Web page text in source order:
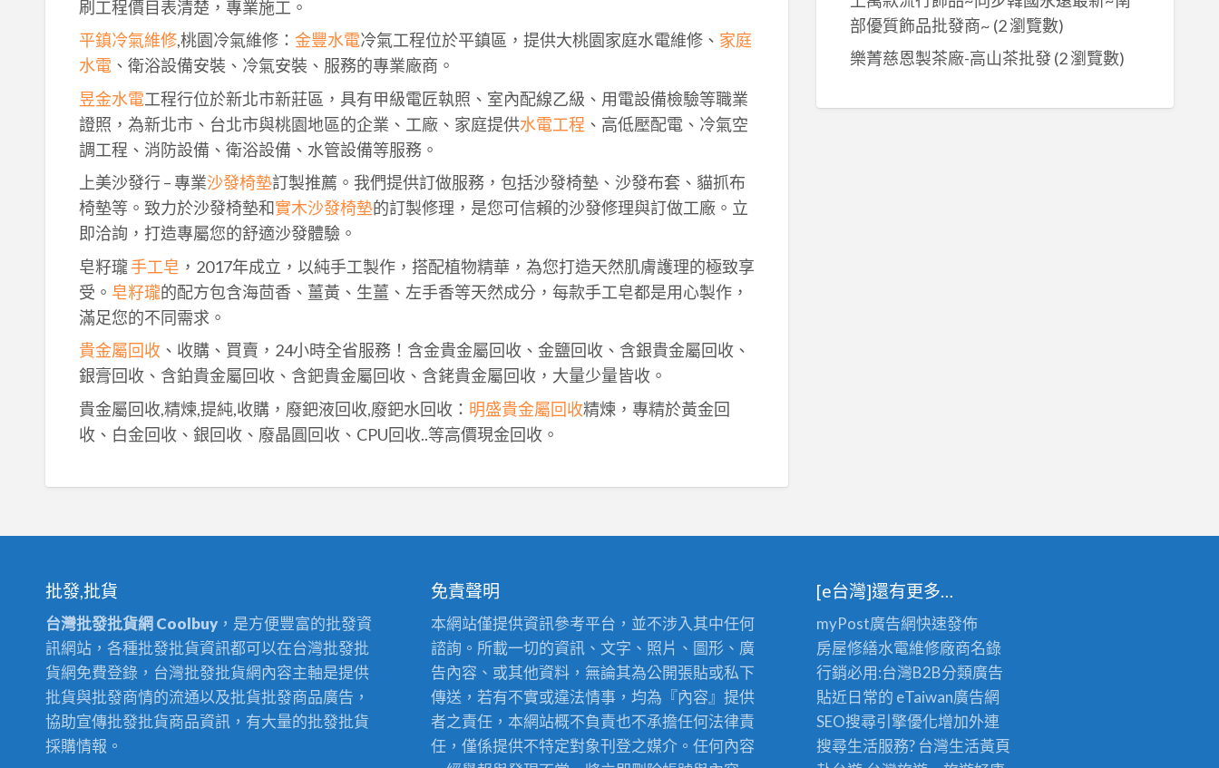
刷工程價目表清楚，專業施工。
平鎮冷氣維修,桃園冷氣維修： 金豐水電冷氣工程位於平鎮區，提供大桃園家庭水電維修、 家庭
水電、衛浴設備安裝、冷氣安裝、服務的專業廠商。
昱金水電工程行位於新北市新莊區，具有甲級電匠執照、室內配線乙級、用電設備檢驗等職業
證照，為新北市、台北市與桃園地區的企業、工廠、家庭提供水電工程 、高低壓配電、冷氣空
調工程、消防設備、衛浴設備、水管設備等服務。
上美沙發行 – 專業沙發椅墊訂製推薦。我們提供訂做服務，包括沙發椅墊、沙發布套、貓抓布
椅墊等。致力於沙發椅墊和實木沙發椅墊的訂製修理，是您可信賴的沙發修理與訂做工廠。立
即洽詢，打造專屬您的舒適沙發體驗。
皂籽瓏手工皂 ，2017年成立，以純手工製作，搭配植物精華，為您打造天然肌膚護理的極致享
受。 皂籽瓏的配方包含海茴香、薑黃、生薑、左手香等天然成分，每款手工皂都是用心製作，
滿足您的不同需求。
貴金屬回收、收購、買賣，24小時全省服務！含金貴金屬回收、金鹽回收、含銀貴金屬回收、
銀膏回收、含鉑貴金屬回收、含鈀貴金屬回收、含銠貴金屬回收，大量少量皆收。
貴金屬回收,精煉,提純,收購，廢鈀液回收,廢鈀水回收： 明盛貴金屬回收精煉，專精於黃金回
收、白金回收、銀回收、廢晶圓回收、CPU回收..等高價現金回收。
部優質飾品批發商~ (2 瀏覽數)
樂菁慈恩製茶廠-高山茶批發(2 瀏覽數)
批發,批貨
台灣批發批貨網 Coolbuy ，是方便豐富的批發資
訊網站，各種批發批貨資訊都可以在台灣批發批
貨網免費登錄，台灣批發批貨網內容主軸是提供
批貨與批發商情的流通以及批貨批發商品廣告，
協助宣傳批發批貨商品資訊，有大量的批發批貨
採購情報。
免責聲明
本網站僅提供資訊參考平台，並不涉入其中任何
諮詢。所載一切的資訊、文字、照片、圖形、廣
告內容、或其他資料，無論其為公開張貼或私下
傳送，若有不實或違法情事，均為『內容』提供
者之責任，本網站概不負責也不承擔任何法律責
任，僅係提供不特定對象刊登之媒介。任何內容
[e台灣]還有更多…
myPost廣告網快速發佈
房屋修繕水電維修廠商名錄
行銷必用:台灣B2B分類廣告
貼近日常的 eTaiwan廣告網
SEO搜尋引擎優化增加外連
搜尋生活服務? 台灣生活黃頁